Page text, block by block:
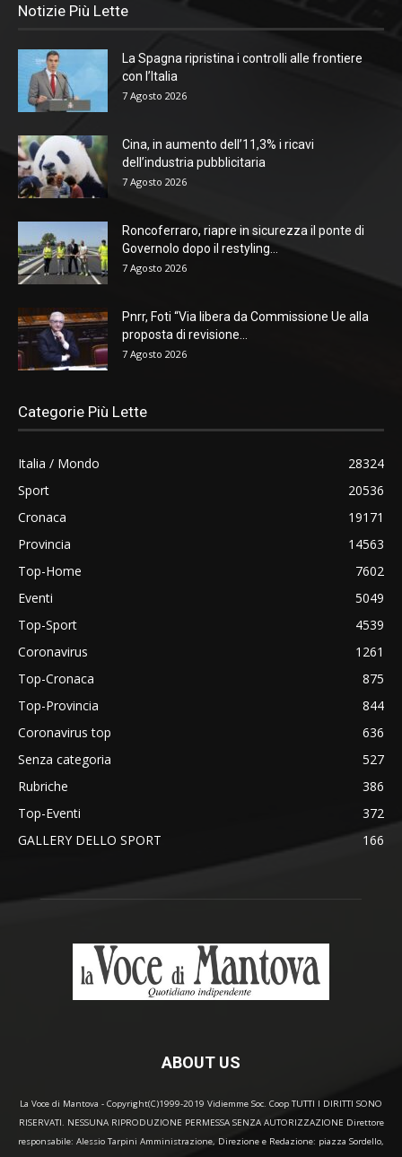
Notizie Più Lette
La Spagna ripristina i controlli alle frontiere
con l’Italia
7 Agosto 2026
Cina, in aumento dell’11,3% i ricavi
dell’industria pubblicitaria
7 Agosto 2026
Roncoferraro, riapre in sicurezza il ponte di
Governolo dopo il restyling...
7 Agosto 2026
Pnrr, Foti “Via libera da Commissione Ue alla
proposta di revisione...
7 Agosto 2026
Categorie Più Lette
Italia / Mondo
28324
Sport
20536
Cronaca
19171
Provincia
14563
Top-Home
7602
Eventi
5049
Top-Sport
4539
Coronavirus
1261
Top-Cronaca
875
Top-Provincia
844
Coronavirus top
636
Senza categoria
527
Rubriche
386
Top-Eventi
372
GALLERY DELLO SPORT
166
ABOUT US
La Voce di Mantova - Copyright(C)1999-2019 Vidiemme Soc. Coop TUTTI I DIRITTI SONO
RISERVATI. NESSUNA RIPRODUZIONE PERMESSA SENZA AUTORIZZAZIONE Direttore
responsabile: Alessio Tarpini Amministrazione, Direzione e Redazione: piazza Sordello,